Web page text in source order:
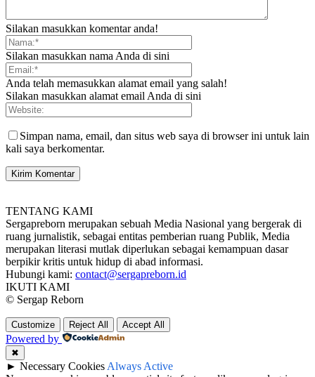
Silakan masukkan komentar anda!
Silakan masukkan nama Anda di sini
Anda telah memasukkan alamat email yang salah!
Silakan masukkan alamat email Anda di sini
Simpan nama, email, dan situs web saya di browser ini untuk lain
kali saya berkomentar.
TENTANG KAMI
Sergapreborn merupakan sebuah Media Nasional yang bergerak di
ruang jurnalistik, sebagai entitas pemberian ruang Publik, Media
merupakan literasi mutlak diperlukan sebagai kemampuan dasar
berpikir kritis untuk hidup di abad informasi.
Hubungi kami: contact@sergapreborn.id
IKUTI KAMI
© Sergap Reborn
Customize Reject All Accept All
Powered by
✖
► Necessary Cookies Always Active